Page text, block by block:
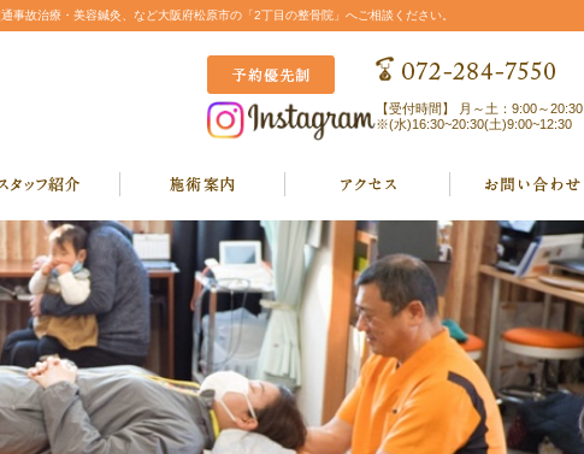
故治療・美容鍼灸、など大阪府松原市の「2丁目の整骨院」へご相談ください。
【受付時間】 月～土：9:00～20:30
※(水)16:30~20:30(土)9:00~12:30